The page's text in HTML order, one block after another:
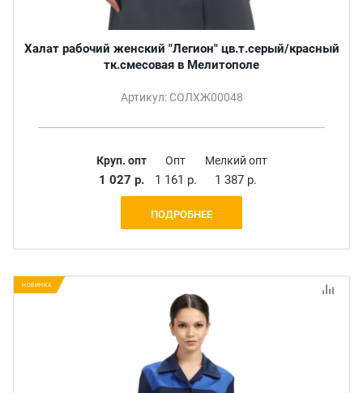
Халат рабочий женский "Легион" цв.т.серый/красный
тк.смесовая в Мелитополе
Артикул: СОЛХЖ00048
Круп. опт
1 027 р.
Опт
1 161 р.
Мелкий опт
1 387 р.
ПОДРОБНЕЕ
НОВИНКА